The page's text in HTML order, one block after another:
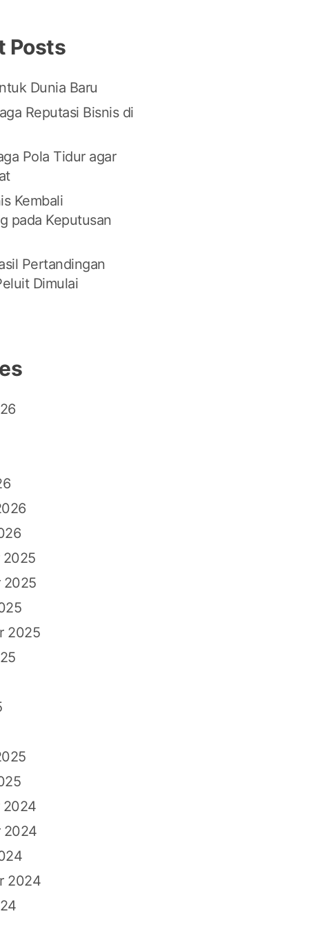
Posts
Dunia Baru
Reputasi Bisnis di
Pola Tidur agar
Kembali
pada Keputusan
Pertandingan
Dimulai
2025
2025
2025
2024
2024
2024